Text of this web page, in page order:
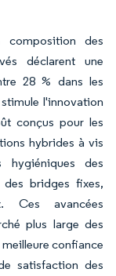
composition des
déclarent une
28 % dans les
l'innovation
conçus pour les
hybrides à vis
hygiéniques des
bridges fixes,
Ces avancées
plus large des
confiance
satisfaction des